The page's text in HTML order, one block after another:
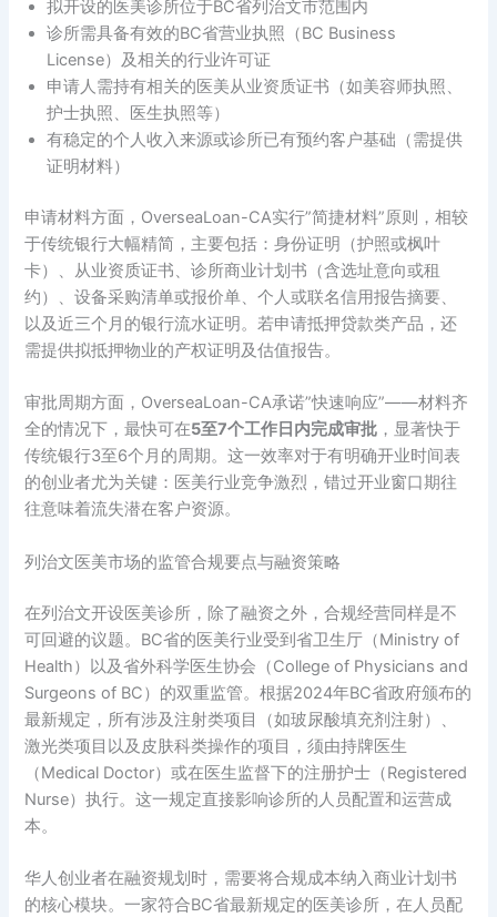
拟开设的医美诊所位于BC省列治文市范围内
诊所需具备有效的BC省营业执照（BC Business
License）及相关的行业许可证
申请人需持有相关的医美从业资质证书（如美容师执照、
护士执照、医生执照等）
有稳定的个人收入来源或诊所已有预约客户基础（需提供
证明材料）
申请材料方面，OverseaLoan-CA实行”简捷材料”原则，相较
于传统银行大幅精简，主要包括：身份证明（护照或枫叶
卡）、从业资质证书、诊所商业计划书（含选址意向或租
约）、设备采购清单或报价单、个人或联名信用报告摘要、
以及近三个月的银行流水证明。若申请抵押贷款类产品，还
需提供拟抵押物业的产权证明及估值报告。
审批周期方面，OverseaLoan-CA承诺”快速响应”——材料齐
全的情况下，最快可在5至7个工作日内完成审批 ，显著快于
传统银行3至6个月的周期。这一效率对于有明确开业时间表
的创业者尤为关键：医美行业竞争激烈，错过开业窗口期往
往意味着流失潜在客户资源。
列治文医美市场的监管合规要点与融资策略
在列治文开设医美诊所，除了融资之外，合规经营同样是不
可回避的议题。BC省的医美行业受到省卫生厅（Ministry of
Health）以及省外科学医生协会（College of Physicians and
Surgeons of BC）的双重监管。根据2024年BC省政府颁布的
最新规定，所有涉及注射类项目（如玻尿酸填充剂注射）、
激光类项目以及皮肤科类操作的项目，须由持牌医生
（Medical Doctor）或在医生监督下的注册护士（Registered
Nurse）执行。这一规定直接影响诊所的人员配置和运营成
本。
华人创业者在融资规划时，需要将合规成本纳入商业计划书
的核心模块。一家符合BC省最新规定的医美诊所，在人员配